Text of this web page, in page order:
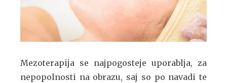
Mezoterapija se najpogosteje uporablja, za
nepopolnosti na obrazu, saj so po navadi te